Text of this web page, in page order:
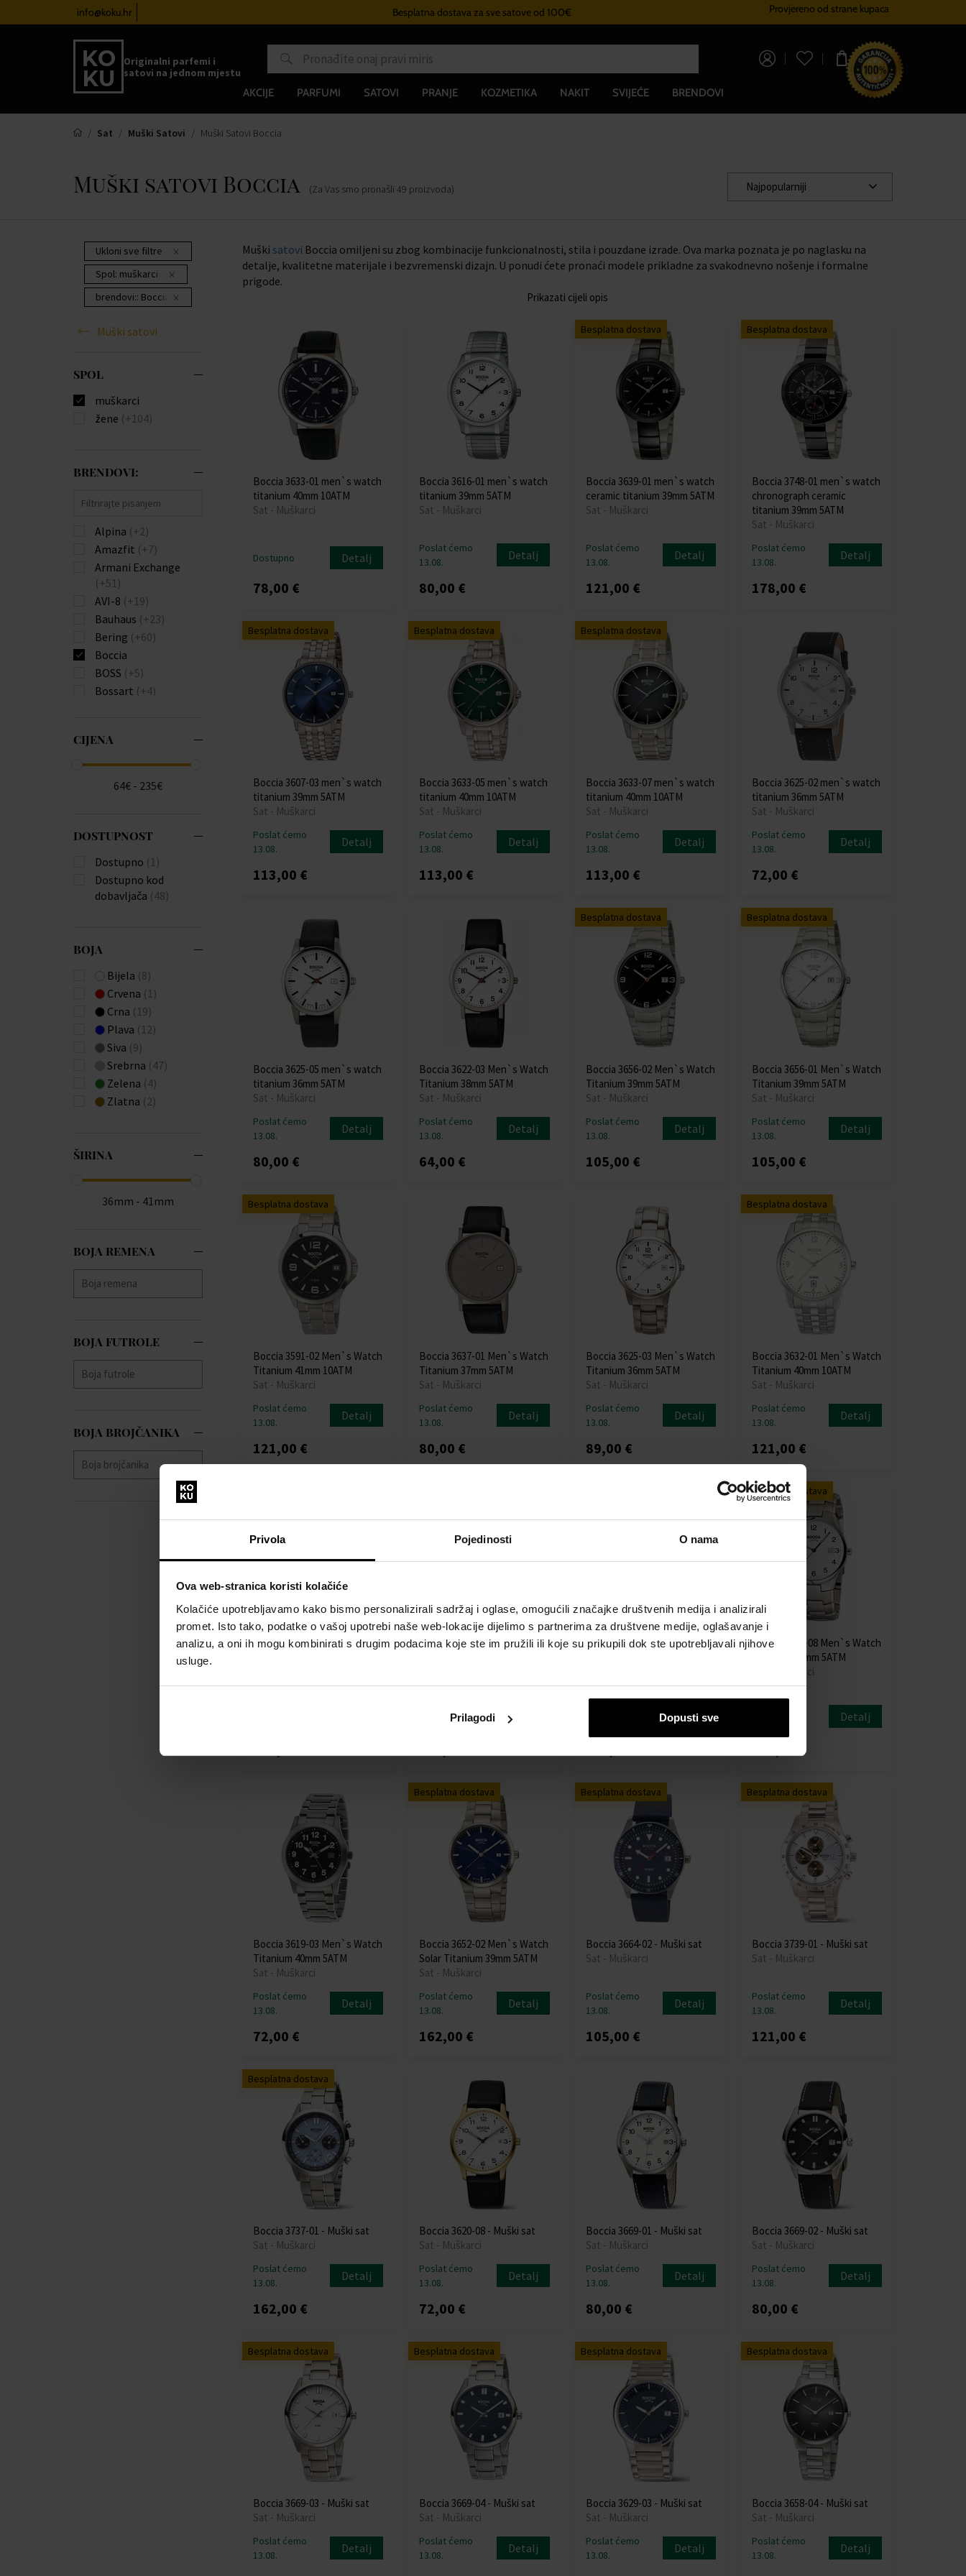
Privola Pojedinosti O nama
Ova web-stranica koristi kolačiće
Kolačiće upotrebljavamo kako bismo personalizirali sadržaj i oglase, omogućili značajke društvenih medija i analizirali
promet. Isto tako, podatke o vašoj upotrebi naše web-lokacije dijelimo s partnerima za društvene medije, oglašavanje i
analizu, a oni ih mogu kombinirati s drugim podacima koje ste im pružili ili koje su prikupili dok ste upotrebljavali njihove
usluge.
Prilagodi Dopusti sve
info@koku.hr Besplatna dostava za sve satove od 100€ Sustav vjernostiProvjereno od strane kupaca
Originalni parfemi i
satovi na jednom mjestu
0,00 €
AKCIJE PARFUMI SATOVI PRANJE KOZMETIKA NAKIT SVIJEĆE BRENDOVI
Sat Muški Satovi Muški Satovi Boccia
Muški satovi Boccia (Za Vas smo pronašli 49 proizvoda) Najpopularniji
Ukloni sve filtre
Spol: muškarci
brendovi:: Boccia
Muški satovi
SPOL
muškarci
žene (+104)
BRENDOVI:
Alpina (+2)
Amazfit (+7)
Armani Exchange
(+51)
AVI-8 (+19)
Bauhaus (+23)
Bering (+60)
Boccia
BOSS (+5)
Bossart (+4)
Calvin Klein
Carl von Zeyten(+23)
Carneo (+18)
Claude Bernard
(+4)
Diesel(+135)
Donoval(+21)
(+196)
ETT Eco Tech Time
(+47)
Festina (+534)
Forever (+3)
Fossil (+3)
Frederique Constant
(+9)
Gant (+39)
Guess
Huawei(+4)
Hugo Boss(+259)
(+143)
Jaguar(+172)
JDM Military
Lee Cooper(+116)
Lorus(+134)
Louis XVI
Master Time(+51)
Maurice Lacroix(+4)
Michael Kors(+80)
(+124)
CIJENA
64€ - 235€
DOSTUPNOST
Dostupno (1)
Dostupno kod
dobavljača (48)
BOJA
Bijela (8)
Crvena (1)
Crna (19)
Plava (12)
Siva (9)
Srebrna (47)
Zelena (4)
Zlatna (2)
ŠIRINA
36mm - 41mm
BOJA REMENA
BOJA FUTROLE
BOJA BROJČANIKA
Muški satovi Boccia omiljeni su zbog kombinacije funkcionalnosti, stila i pouzdane izrade. Ova marka poznata je po naglasku na
detalje, kvalitetne materijale i bezvremenski dizajn. U ponudi ćete pronaći modele prikladne za svakodnevno nošenje i formalne
prigode.
Prikazati cijeli opis
Boccia 3633-01 men`s watch
titanium 40mm 10ATM
Sat - Muškarci
Dostupno Detalj
78,00 €
Boccia 3616-01 men`s watch
titanium 39mm 5ATM
Sat - Muškarci
Poslat ćemo
13.08.
Detalj
80,00 €
Besplatna dostava
Boccia 3639-01 men`s watch
ceramic titanium 39mm 5ATM
Sat - Muškarci
Poslat ćemo
13.08.
Detalj
121,00 €
Besplatna dostava
Boccia 3748-01 men`s watch
chronograph ceramic
titanium 39mm 5ATM
Sat - Muškarci
Poslat ćemo
13.08.
Detalj
178,00 €
Besplatna dostava
Boccia 3607-03 men`s watch
titanium 39mm 5ATM
Sat - Muškarci
Poslat ćemo
13.08.
Detalj
113,00 €
Besplatna dostava
Boccia 3633-05 men`s watch
titanium 40mm 10ATM
Sat - Muškarci
Poslat ćemo
13.08.
Detalj
113,00 €
Besplatna dostava
Boccia 3633-07 men`s watch
titanium 40mm 10ATM
Sat - Muškarci
Poslat ćemo
13.08.
Detalj
113,00 €
Boccia 3625-02 men`s watch
titanium 36mm 5ATM
Sat - Muškarci
Poslat ćemo
13.08.
Detalj
72,00 €
Boccia 3625-05 men`s watch
titanium 36mm 5ATM
Sat - Muškarci
Poslat ćemo
13.08.
Detalj
80,00 €
Boccia 3622-03 Men`s Watch
Titanium 38mm 5ATM
Sat - Muškarci
Poslat ćemo
13.08.
Detalj
64,00 €
Besplatna dostava
Boccia 3656-02 Men`s Watch
Titanium 39mm 5ATM
Sat - Muškarci
Poslat ćemo
13.08.
Detalj
105,00 €
Besplatna dostava
Boccia 3656-01 Men`s Watch
Titanium 39mm 5ATM
Sat - Muškarci
Poslat ćemo
13.08.
Detalj
105,00 €
Besplatna dostava
Boccia 3591-02 Men`s Watch
Titanium 41mm 10ATM
Sat - Muškarci
Poslat ćemo
13.08.
Detalj
121,00 €
Boccia 3637-01 Men`s Watch
Titanium 37mm 5ATM
Sat - Muškarci
Poslat ćemo
13.08.
Detalj
80,00 €
Boccia 3625-03 Men`s Watch
Titanium 36mm 5ATM
Sat - Muškarci
Poslat ćemo
13.08.
Detalj
89,00 €
Besplatna dostava
Boccia 3632-01 Men`s Watch
Titanium 40mm 10ATM
Sat - Muškarci
Poslat ćemo
13.08.
Detalj
121,00 €
Boccia 3645-03 Royce Men`s
Boccia 3645-04 Royce Men`s
Detalj
Boccia 3743-02 Royce
Sat - Muškarci
Detalj
Besplatna dostava
Boccia 3512-08 Men`s Watch
Titanium 36mm 5ATM
Sat - Muškarci
Detalj
113,00 €
Boccia 3619-03 Men`s Watch
Titanium 40mm 5ATM
Sat - Muškarci
Poslat ćemo
13.08.
Detalj
72,00 €
Besplatna dostava
Boccia 3652-02 Men`s Watch
Solar Titanium 39mm 5ATM
Sat - Muškarci
Poslat ćemo
13.08.
Detalj
162,00 €
Besplatna dostava
Boccia 3664-02 - Muški sat
Sat - Muškarci
Poslat ćemo
13.08.
Detalj
105,00 €
Besplatna dostava
Boccia 3739-01 - Muški sat
Sat - Muškarci
Poslat ćemo
13.08.
Detalj
121,00 €
Besplatna dostava
Boccia 3737-01 - Muški sat
Sat - Muškarci
Poslat ćemo
13.08.
Detalj
162,00 €
Boccia 3620-08 - Muški sat
Sat - Muškarci
Poslat ćemo
13.08.
Detalj
72,00 €
Boccia 3669-01 - Muški sat
Sat - Muškarci
Poslat ćemo
13.08.
Detalj
80,00 €
Boccia 3669-02 - Muški sat
Sat - Muškarci
Poslat ćemo
13.08.
Detalj
80,00 €
Besplatna dostava
Boccia 3669-03 - Muški sat
Sat - Muškarci
Poslat ćemo
13.08.
Detalj
Besplatna dostava
Boccia 3669-04 - Muški sat
Sat - Muškarci
Poslat ćemo
13.08.
Detalj
Besplatna dostava
Boccia 3629-03 - Muški sat
Sat - Muškarci
Poslat ćemo
13.08.
Detalj
Besplatna dostava
Boccia 3658-04 - Muški sat
Sat - Muškarci
Poslat ćemo
13.08.
Detalj